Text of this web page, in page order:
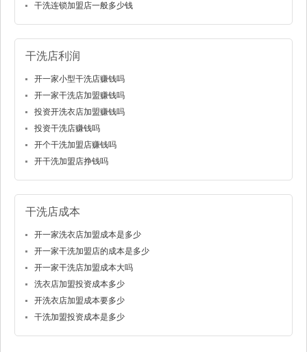
干洗连锁加盟店一般多少钱
干洗店利润
开一家小型干洗店赚钱吗
开一家干洗店加盟赚钱吗
投资开洗衣店加盟赚钱吗
投资干洗店赚钱吗
开个干洗加盟店赚钱吗
开干洗加盟店挣钱吗
干洗店成本
开一家洗衣店加盟成本是多少
开一家干洗加盟店的成本是多少
开一家干洗店加盟成本大吗
洗衣店加盟投资成本多少
开洗衣店加盟成本要多少
干洗加盟投资成本是多少